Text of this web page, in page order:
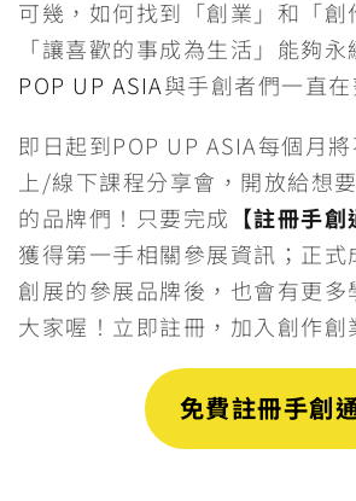
可幾，如何找到「創業」和「創
「讓喜歡的事成為生活」能夠
POP UP ASIA與手創者們一直在
即日起到POP UP ASIA每個月
上/線下課程分享會，開放給想
的品牌們！只要完成 【註冊手創
獲得第一手相關參展資訊；正
創展的參展品牌後，也會有更多
大家喔！立即註冊，加入創作創
免費註冊手創